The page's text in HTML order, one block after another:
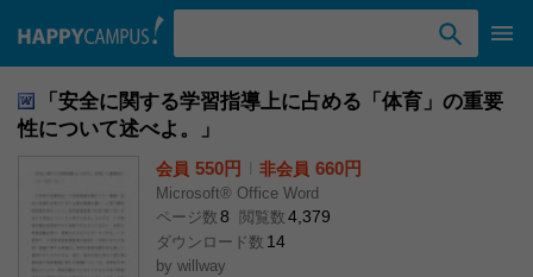
「安全に関する学習指導上に占める「体育」の重要
性について述べよ。」
会員 550円 非会員 660円
Microsoft® Office Word
ページ数 8 閲覧数 4,379
ダウンロード数 14
by willway